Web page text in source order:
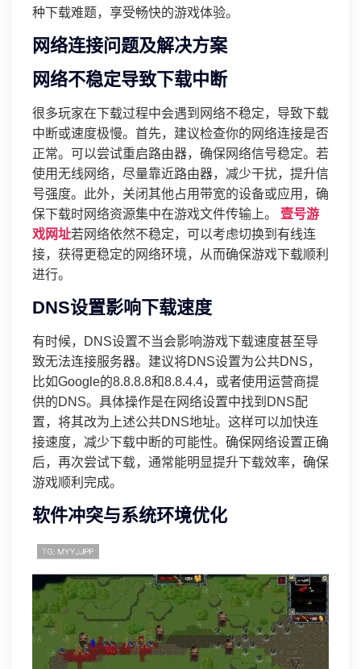
种下载难题，享受畅快的游戏体验。
网络连接问题及解决方案
网络不稳定导致下载中断
很多玩家在下载过程中会遇到网络不稳定，导致下载
中断或速度极慢。首先，建议检查你的网络连接是否
正常。可以尝试重启路由器，确保网络信号稳定。若
使用无线网络，尽量靠近路由器，减少干扰，提升信
号强度。此外，关闭其他占用带宽的设备或应用，确
保下载时网络资源集中在游戏文件传输上。
壹号游
戏网址若网络依然不稳定，可以考虑切换到有线连
接，获得更稳定的网络环境，从而确保游戏下载顺利
进行。
DNS设置影响下载速度
有时候，DNS设置不当会影响游戏下载速度甚至导
致无法连接服务器。建议将DNS设置为公共DNS，
比如Google的8.8.8.8和8.8.4.4，或者使用运营商提
供的DNS。具体操作是在网络设置中找到DNS配
置，将其改为上述公共DNS地址。这样可以加快连
接速度，减少下载中断的可能性。确保网络设置正确
后，再次尝试下载，通常能明显提升下载效率，确保
游戏顺利完成。
软件冲突与系统环境优化